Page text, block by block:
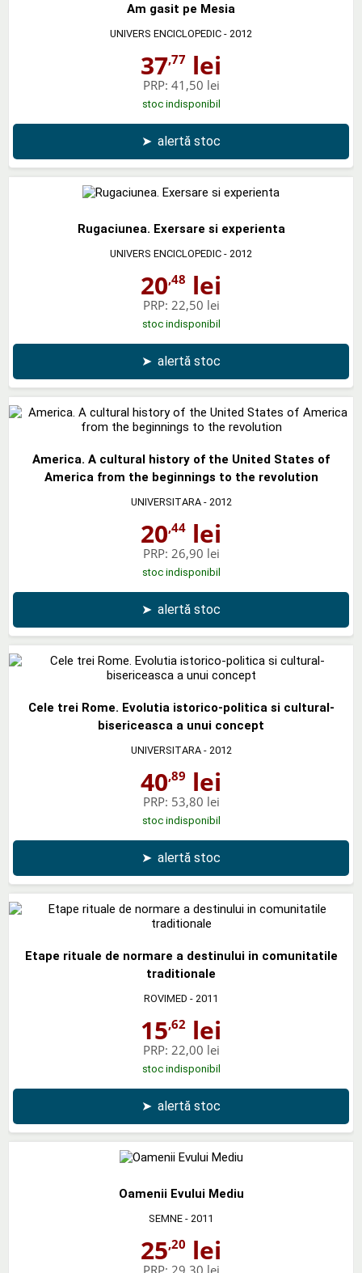
Am gasit pe Mesia
UNIVERS ENCICLOPEDIC - 2012
37,77 lei
PRP: 41,50 lei
stoc indisponibil
➤ alertă stoc
Rugaciunea. Exersare si experienta
UNIVERS ENCICLOPEDIC - 2012
20,48 lei
PRP: 22,50 lei
stoc indisponibil
➤ alertă stoc
America. A cultural history of the United States of
America from the beginnings to the revolution
UNIVERSITARA- 2012
20,44 lei
PRP: 26,90 lei
stoc indisponibil
➤ alertă stoc
Cele trei Rome. Evolutia istorico-politica si cultural-
bisericeasca a unui concept
UNIVERSITARA- 2012
40,89 lei
PRP: 53,80 lei
stoc indisponibil
➤ alertă stoc
Etape rituale de normare a destinului in comunitatile
traditionale
ROVIMED - 2011
15,62 lei
PRP: 22,00 lei
stoc indisponibil
➤ alertă stoc
Oamenii Evului Mediu
SEMNE - 2011
25,20 lei
PRP: 29,30 lei